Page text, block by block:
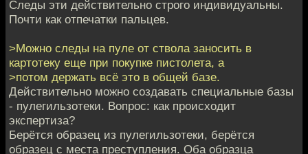
Следы эти действительно строго индивидуальны.
Почти как отпечатки пальцев.
>Можно следы на пуле от ствола заносить в
картотеку еще при покупке пистолета, а
>потом держать всё это в общей базе.
Действительно можно создавать специальные базы
- пулегильзотеки. Вопрос: как происходит
экспертиза?
Берётся образец из пулегильзотеки, берётся
образец с места преступления. Оба образца